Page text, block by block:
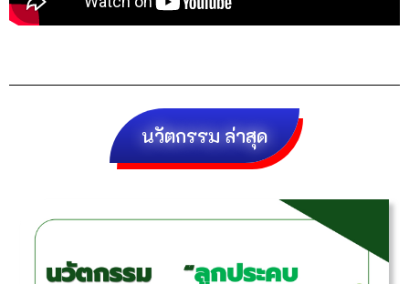
นวัตกรรม ล่าสุด